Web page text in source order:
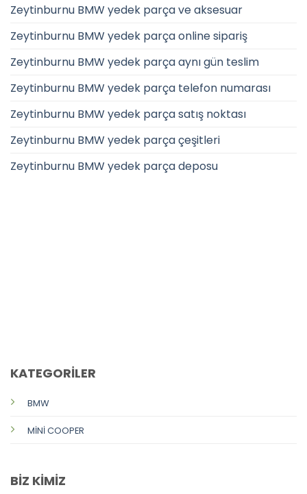
Zeytinburnu BMW yedek parça ve aksesuar
Zeytinburnu BMW yedek parça online sipariş
Zeytinburnu BMW yedek parça aynı gün teslim
Zeytinburnu BMW yedek parça telefon numarası
Zeytinburnu BMW yedek parça satış noktası
Zeytinburnu BMW yedek parça çeşitleri
Zeytinburnu BMW yedek parça deposu
KATEGORİLER
BMW
MİNİ COOPER
BİZ KİMİZ